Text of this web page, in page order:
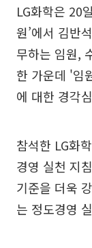
LG화학은 20
원’에서 김반
무하는 임원,
한 가운데 '임
에 대한 경각
참석한 LG화
경영 실천 지
기준을 더욱
는 정도경영